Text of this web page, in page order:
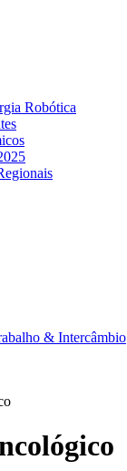
Robótica
& Intercâmbio